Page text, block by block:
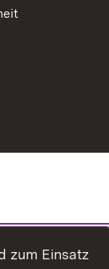
zum Einsatz